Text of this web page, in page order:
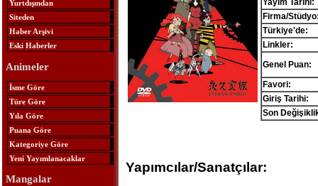
Yurtdışından
Siteden
Haber Arşivi
Eski Haberler
Animeler
İsme Göre
Türe Göre
Yıla Göre
Puana Göre
Kategoriye Göre
Yeni Yayımlanacaklar
Mangalar
Yayım Tarihi:
Firma/
Türkiye'de:
Linkler:
Genel Puan:
Favori:
Giriş Tarihi:
Son
Yapımcılar/Sanatçılar: